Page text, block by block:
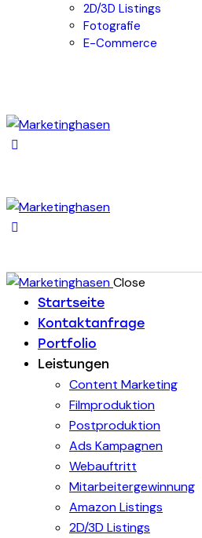
2D/3D Listings
Fotografie
E-Commerce
Close
Startseite
Kontaktanfrage
Portfolio
Leistungen
Content Marketing
Filmproduktion
Postproduktion
Ads Kampagnen
Webauftritt
Mitarbeitergewinnung
Amazon Listings
2D/3D Listings